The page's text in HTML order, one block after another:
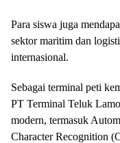
Para siswa juga
sektor maritim dan
internasional.
Sebagai terminal peti
PT Terminal Teluk
modern, termasuk
Character Recognition